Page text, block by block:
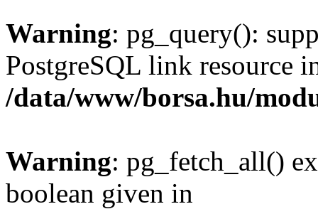
Warning: pg_query():
PostgreSQL link resource
/data/www/borsa.hu/
Warning: pg_fetch_all()
boolean given in